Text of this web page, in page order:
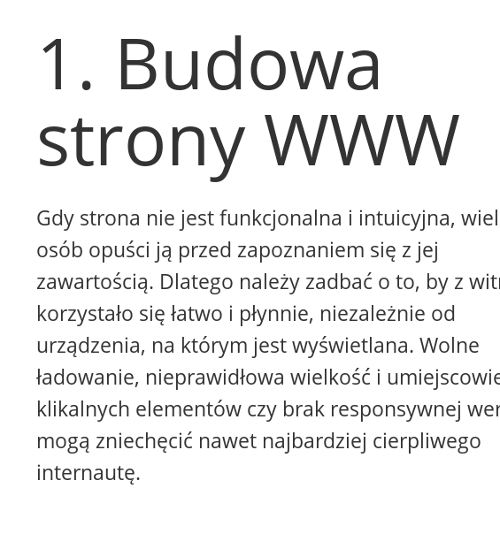
1. Budowa
strony WWW
Gdy strona nie jest funkcjonalna i intuicyjna,
osób opuści ją przed zapoznaniem się z jej
zawartością. Dlatego należy zadbać o to, by z
korzystało się łatwo i płynnie, niezależnie od
urządzenia, na którym jest wyświetlana. Wolne
ładowanie, nieprawidłowa wielkość i
klikalnych elementów czy brak responsywnej
mogą zniechęcić nawet najbardziej cierpliwego
internautę.